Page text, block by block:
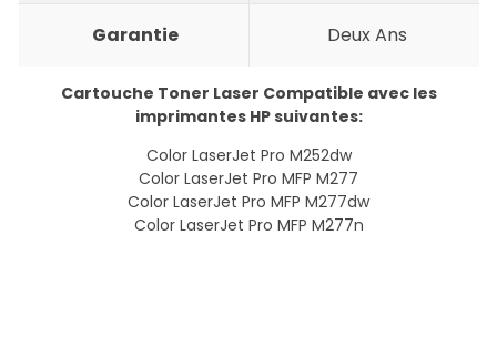
Garantie Deux Ans
Cartouche Toner Laser Compatible avec les
imprimantes HP suivantes:
Color LaserJet Pro M252dw
Color LaserJet Pro MFP M277
Color LaserJet Pro MFP M277dw
Color LaserJet Pro MFP M277n